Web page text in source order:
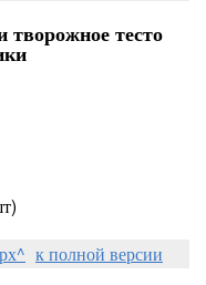
творожное тесто
к полной версии